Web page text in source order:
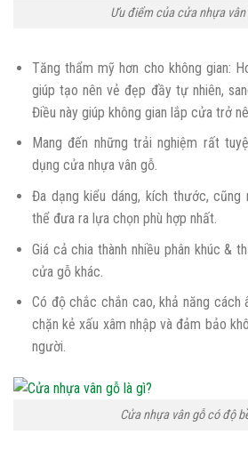
Ưu điểm của cửa nhựa vân
Tăng thẩm mỹ hơn cho không gian:
giúp tạo nên vẻ đẹp đầy tự nhiên,
Điều này giúp không gian lắp cửa trở
Mang đến những trải nghiệm rất
dụng cửa nhựa vân gỗ.
Đa dạng kiểu dáng, kích thước,
thể đưa ra lựa chọn phù hợp nhất.
Giá cả chia thành nhiều phân khúc &
cửa gỗ khác.
Có độ chắc chắn cao, khả năng cách
chặn kẻ xấu xâm nhập và đảm bảo
người.
Cửa nhựa vân gỗ có độ